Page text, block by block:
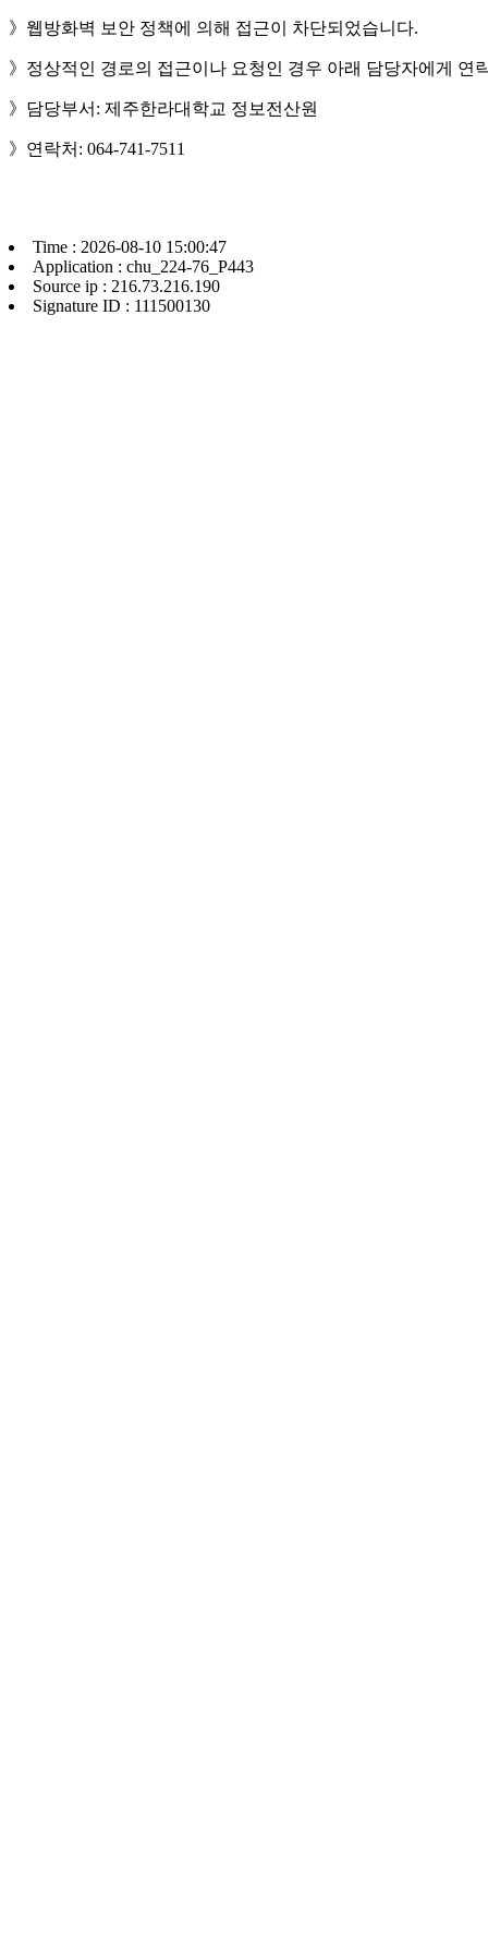
》웹방화벽 보안 정책에 의해 접근이 차단되었습니다.
》정상적인 경로의 접근이나 요청인 경우 아래 담당자에게 연
》담당부서: 제주한라대학교 정보전산원
》연락처: 064-741-7511
Time : 2026-08-10 15:00:47
Application : chu_224-76_P443
Source ip : 216.73.216.190
Signature ID : 111500130